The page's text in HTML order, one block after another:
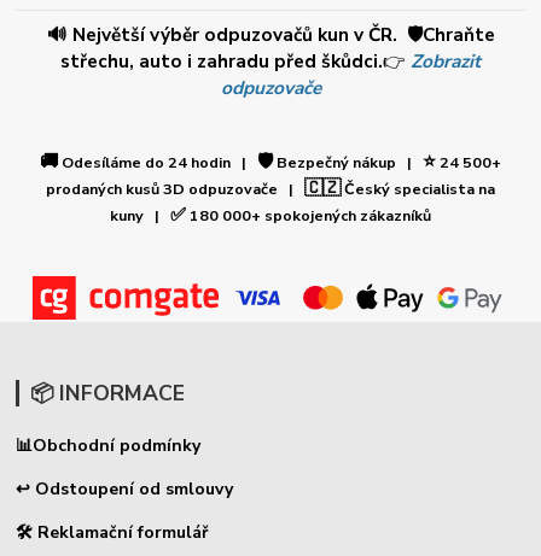
🔊 Největší výběr odpuzovačů kun v ČR. 🛡️Chraňte
střechu, auto i zahradu před škůdci.👉 Zobrazit
odpuzovače
🚚 Odesíláme do 24 hodin | 🛡️Bezpečný nákup | ⭐24 500+
prodaných kusů 3D odpuzovače | 🇨🇿Český specialista na
kuny | ✅ 180 000+ spokojených zákazníků
📦 INFORMACE
📊Obchodní podmínky
↩ Odstoupení od smlouvy
🛠 Reklamační formulář